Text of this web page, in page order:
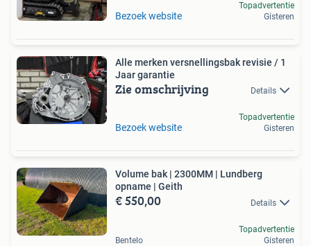
Bezoek website
Topadvertentie
Gisteren
Alle merken versnellingsbak revisie / 1
Jaar garantie
Zie omschrijving Details
Bezoek website
Topadvertentie
Gisteren
Volume bak | 2300MM | Lundberg
opname | Geith
€ 550,00 Details
Bentelo
Topadvertentie
Gisteren